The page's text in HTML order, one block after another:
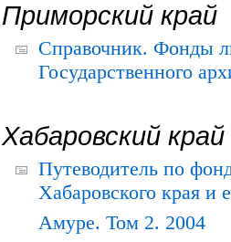
Приморский край
Справочник. Фонды
Государственного
Хабаровский край
Путеводитель по
Хабаровского края и
Амуре. Том 2. 2004